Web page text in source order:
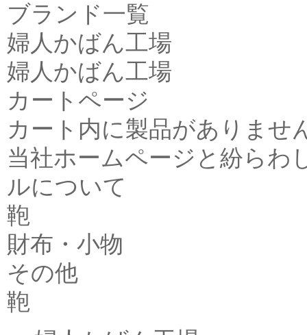
ブランド一覧
婦人かばん工場
婦人かばん工場
カートページ
カート内に製品がありませ
当社ホームページと紛らわ
ルについて
鞄
財布・小物
その他
鞄